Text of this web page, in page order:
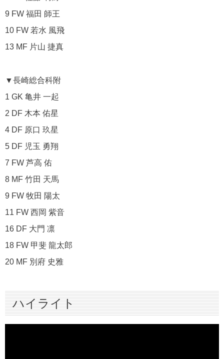
9 FW 福田 師王
10 FW 若水 風飛
13 MF 片山 捷真
▼長崎総合科附
1 GK 亀井 一起
2 DF 木本 佑星
4 DF 原口 玖星
5 DF 児玉 勇翔
7 FW 芦高 佑
8 MF 竹田 天馬
9 FW 牧田 陽太
11 FW 西岡 紫音
16 DF 大門 凛
18 FW 甲斐 龍太郎
20 MF 別府 史雅
ハイライト